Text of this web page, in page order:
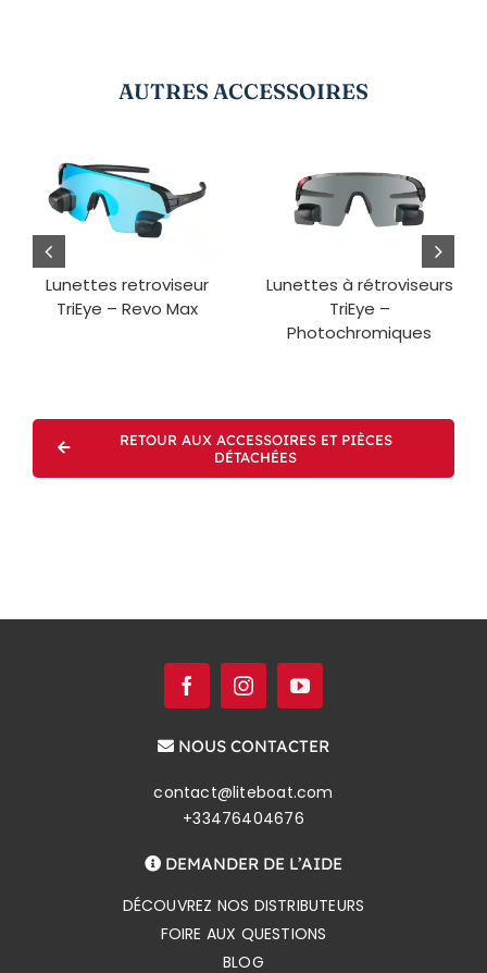
AUTRES ACCESSOIRES
Lunettes retroviseur
TriEye – Revo Max
Lunettes à rétroviseurs
TriEye –
Photochromiques
RETOUR AUX ACCESSOIRES ET PIÈCES
DÉTACHÉES
NOUS CONTACTER
contact@liteboat.com
+33476404676
DEMANDER DE L’AIDE
DÉCOUVREZ NOS DISTRIBUTEURS
FOIRE AUX QUESTIONS
BLOG